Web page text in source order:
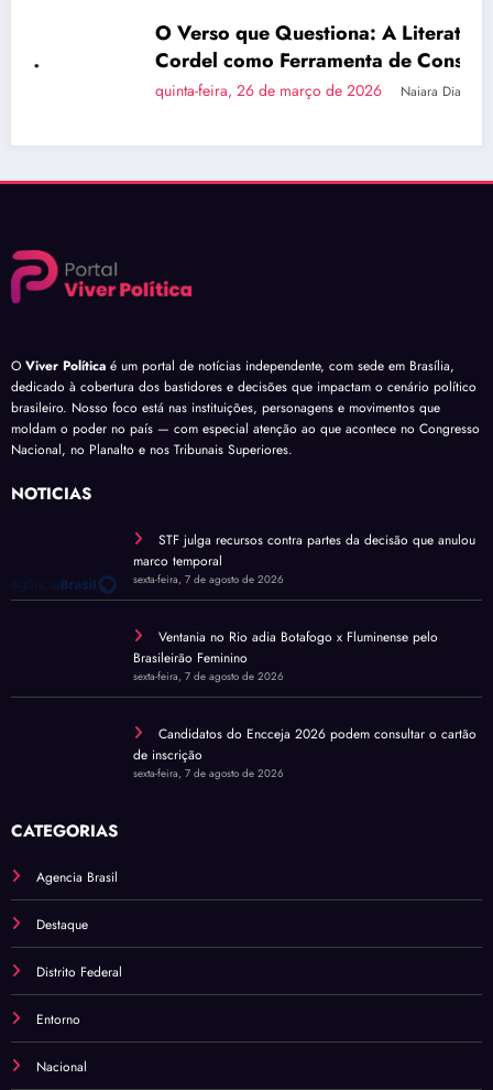
O Verso que Questiona: A Literatura de
Cordel como Ferramenta de Consciência
quinta-feira, 26 de março de 2026 Naiara Dias
O Viver Política é um portal de notícias independente, com sede em Brasília,
dedicado à cobertura dos bastidores e decisões que impactam o cenário político
brasileiro. Nosso foco está nas instituições, personagens e movimentos que
moldam o poder no país — com especial atenção ao que acontece no Congresso
Nacional, no Planalto e nos Tribunais Superiores.
NOTÍCIAS
STF julga recursos contra partes da decisão que anulou
marco temporal
sexta-feira, 7 de agosto de 2026
Ventania no Rio adia Botafogo x Fluminense pelo
Brasileirão Feminino
sexta-feira, 7 de agosto de 2026
Candidatos do Encceja 2026 podem consultar o cartão
de inscrição
sexta-feira, 7 de agosto de 2026
CATEGORIAS
Agencia Brasil
Destaque
Distrito Federal
Entorno
Nacional